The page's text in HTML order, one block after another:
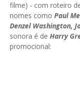
filme) - com roteiro
nomes como Paul
Denzel Washington,
sonora é de Harry
promocional: